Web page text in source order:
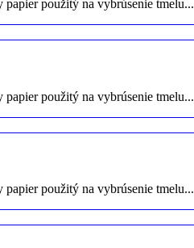
použitý na vybrúsenie tmelu...
použitý na vybrúsenie tmelu...
použitý na vybrúsenie tmelu...